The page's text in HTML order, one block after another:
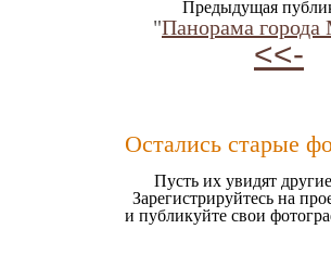
Предыдущая
"Панорама города
<<-
Остались старые
Пусть их увидят
Зарегистрируйтесь на
и публикуйте свои